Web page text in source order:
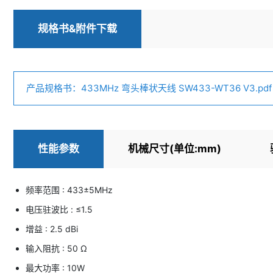
规格书&附件下载
产品规格书：433MHz 弯头棒状天线 SW433-WT36 V3.pdf
性能参数 机械尺寸(单位:mm)
频率范围 : 433±5MHz
电压驻波比 : ≤1.5
增益 : 2.5 dBi
输入阻抗 : 50 Ω
最大功率 : 10W